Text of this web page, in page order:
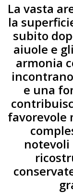
La vasta
la
subito
aiuole e
armonia
e una
favorevole
notevoli